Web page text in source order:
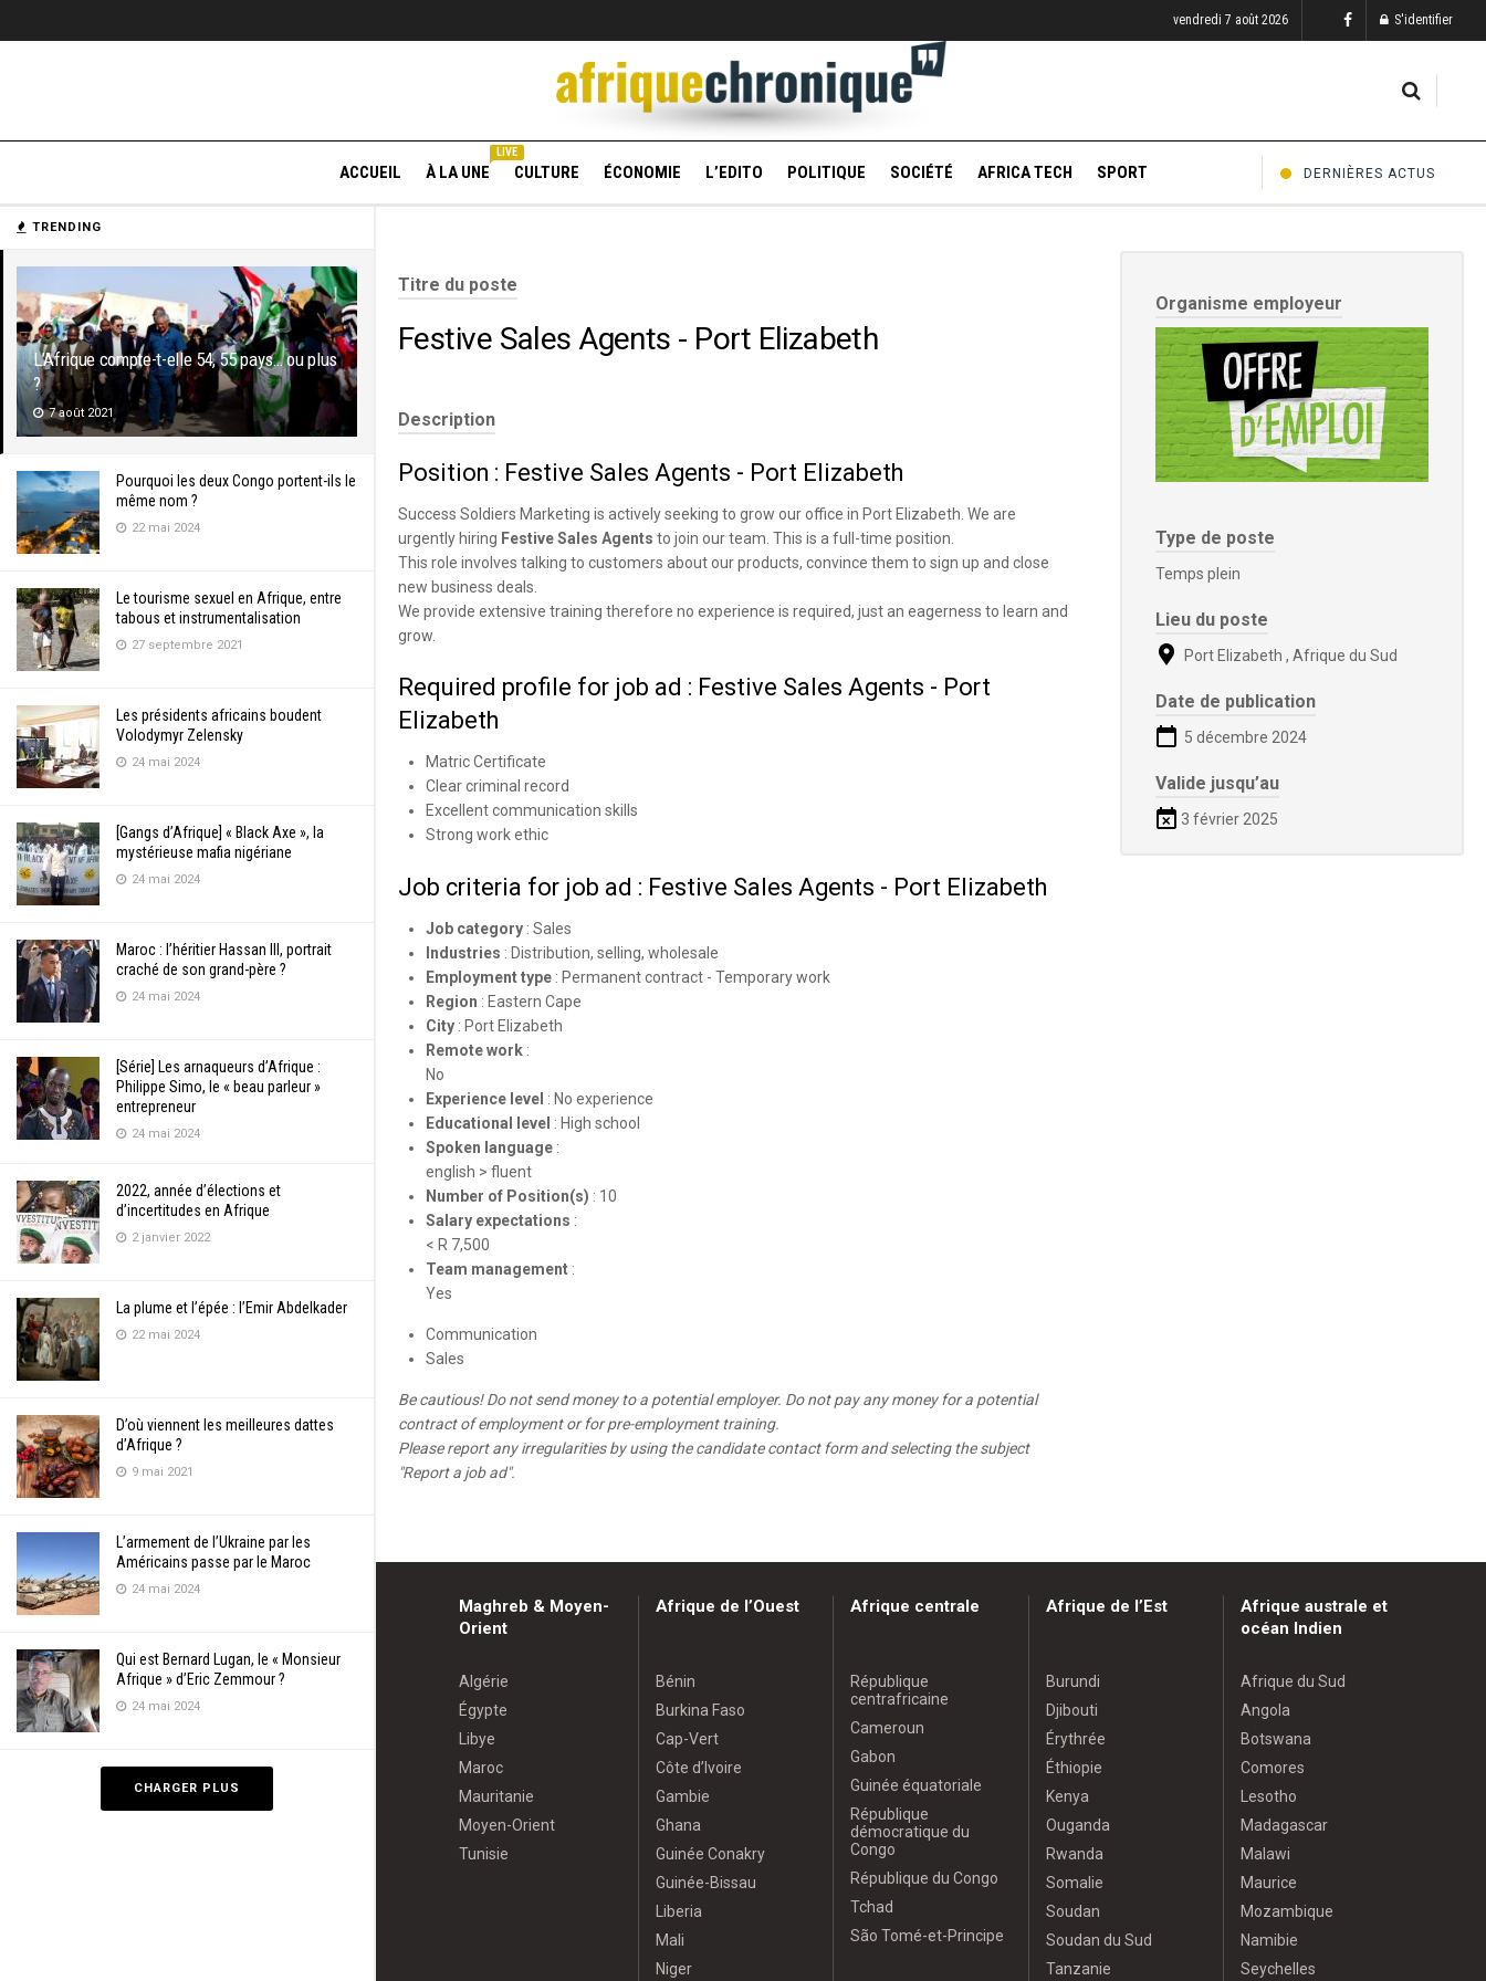
TRENDING
L’Afrique compte-t-elle 54, 55 pays… ou plus
?
7 août 2021
Pourquoi les deux Congo portent-ils le
même nom ?
22 mai 2024
Le tourisme sexuel en Afrique, entre
tabous et instrumentalisation
27 septembre 2021
Les présidents africains boudent
Volodymyr Zelensky
24 mai 2024
[Gangs d’Afrique] « Black Axe », la
mystérieuse mafia nigériane
24 mai 2024
Maroc : l’héritier Hassan III, portrait
craché de son grand-père ?
24 mai 2024
[Série] Les arnaqueurs d’Afrique :
Philippe Simo, le « beau parleur »
entrepreneur
24 mai 2024
2022, année d’élections et
d’incertitudes en Afrique
2 janvier 2022
La plume et l’épée : l’Emir Abdelkader
22 mai 2024
D’où viennent les meilleures dattes
d’Afrique ?
9 mai 2021
L’armement de l’Ukraine par les
Américains passe par le Maroc
24 mai 2024
Qui est Bernard Lugan, le « Monsieur
Afrique » d’Eric Zemmour ?
24 mai 2024
CHARGER PLUS
vendredi 7 août 2026 S'identifier
ACCUEIL À LA UNE
LIVE
CULTURE ÉCONOMIE L’EDITO POLITIQUE SOCIÉTÉ AFRICA TECH SPORT DERNIÈRES ACTUS
Titre du poste
Festive Sales Agents - Port Elizabeth
Description
Position : Festive Sales Agents - Port Elizabeth
Success Soldiers Marketing is actively seeking to grow our office in Port Elizabeth. We are
urgently hiring Festive Sales Agents to join our team. This is a full-time position.
This role involves talking to customers about our products, convince them to sign up and close
new business deals.
We provide extensive training therefore no experience is required, just an eagerness to learn and
grow.
Required profile for job ad : Festive Sales Agents - Port
Elizabeth
Matric Certificate
Clear criminal record
Excellent communication skills
Strong work ethic
Job criteria for job ad : Festive Sales Agents - Port Elizabeth
Job category : Sales
Industries : Distribution, selling, wholesale
Employment type : Permanent contract - Temporary work
Region : Eastern Cape
City : Port Elizabeth
Remote work :
No
Experience level : No experience
Educational level : High school
Spoken language :
english > fluent
Number of Position(s) : 10
Salary expectations :
< R 7,500
Team management :
Yes
Communication
Sales
Be cautious! Do not send money to a potential employer. Do not pay any money for a potential
contract of employment or for pre-employment training.
Please report any irregularities by using the candidate contact form and selecting the subject
"Report a job ad".
Organisme employeur
Type de poste
Temps plein
Lieu du poste
Port Elizabeth , Afrique du Sud
Date de publication
5 décembre 2024
Valide jusqu’au
3 février 2025
Maghreb & Moyen-
Orient
Algérie
Égypte
Libye
Maroc
Mauritanie
Moyen-Orient
Tunisie
Afrique de l’Ouest
Bénin
Burkina Faso
Cap-Vert
Côte d’Ivoire
Gambie
Ghana
Guinée Conakry
Guinée-Bissau
Liberia
Mali
Niger
Afrique centrale
République
centrafricaine
Cameroun
Gabon
Guinée équatoriale
République
démocratique du
Congo
République du Congo
Tchad
São Tomé-et-Principe
Afrique de l’Est
Burundi
Djibouti
Érythrée
Éthiopie
Kenya
Ouganda
Rwanda
Somalie
Soudan
Soudan du Sud
Tanzanie
Afrique australe et
océan Indien
Afrique du Sud
Angola
Botswana
Comores
Lesotho
Madagascar
Malawi
Maurice
Mozambique
Namibie
Seychelles